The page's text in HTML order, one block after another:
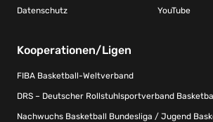
Datenschutz YouTube
Kooperationen/Ligen
FIBA Basketball-Weltverband
DRS – Deutscher Rollstuhlsportverband
Nachwuchs Basketball Bundesliga / Jugend